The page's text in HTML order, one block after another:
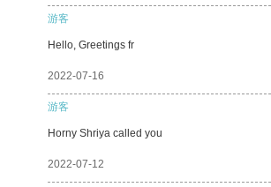
游客
Hello, Greetings fr
2022-07-16
游客
Horny Shriya called you
2022-07-12